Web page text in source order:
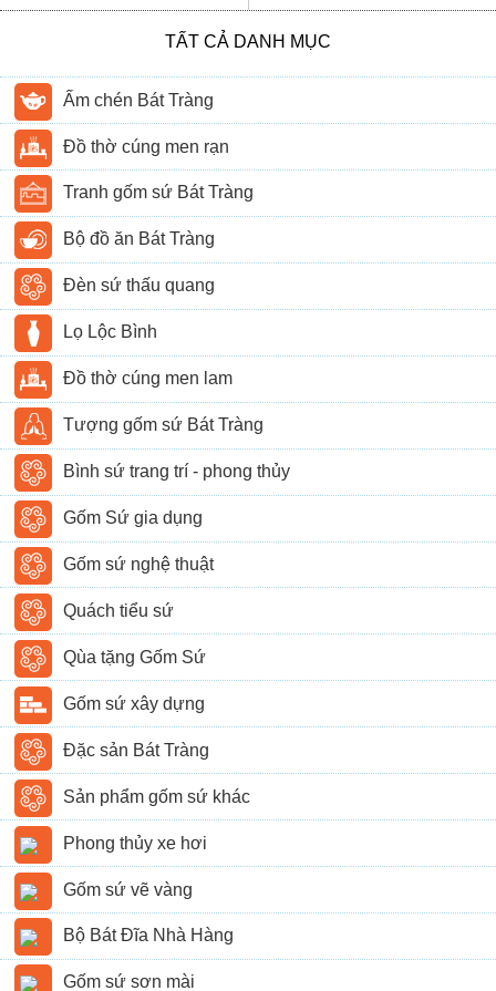
TẤT CẢ DANH MỤC
Ấm chén Bát Tràng
Đồ thờ cúng men rạn
Tranh gốm sứ Bát Tràng
Bộ đồ ăn Bát Tràng
Đèn sứ thấu quang
Lọ Lộc Bình
Đồ thờ cúng men lam
Tượng gốm sứ Bát Tràng
Bình sứ trang trí - phong thủy
Gốm Sứ gia dụng
Gốm sứ nghệ thuật
Quách tiểu sứ
Qùa tặng Gốm Sứ
Gốm sứ xây dựng
Đặc sản Bát Tràng
Sản phẩm gốm sứ khác
Phong thủy xe hơi
Gốm sứ vẽ vàng
Bộ Bát Đĩa Nhà Hàng
Gốm sứ sơn mài